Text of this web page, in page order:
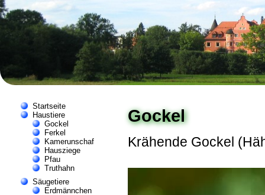
Startseite
Haustiere
Gockel
Ferkel
Kamerunschaf
Hausziege
Pfau
Truthahn
Säugetiere
Erdmännchen
Gockel
Krähende Gockel